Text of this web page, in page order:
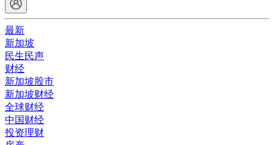
最新
新加坡
民生民声
财经
新加坡股市
新加坡财经
全球财经
中国财经
投资理财